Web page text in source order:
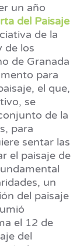
un año
del Paisaje
de la
de los
de Granada
para
el que,
se
de la
para
sentar las
el paisaje de
un
del paisaje
el 12 de
del